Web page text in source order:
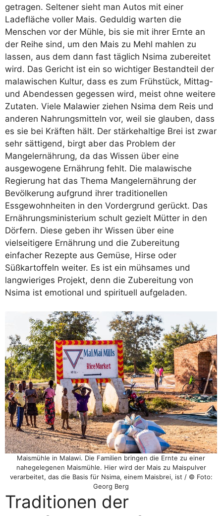
getragen. Seltener sieht man Autos mit einer
Ladefläche voller Mais. Geduldig warten die
Menschen vor der Mühle, bis sie mit ihrer Ernte an
der Reihe sind, um den Mais zu Mehl mahlen zu
lassen, aus dem dann fast täglich Nsima zubereitet
wird. Das Gericht ist ein so wichtiger Bestandteil der
malawischen Kultur, dass es zum Frühstück, Mittag-
und Abendessen gegessen wird, meist ohne weitere
Zutaten. Viele Malawier ziehen Nsima dem Reis und
anderen Nahrungsmitteln vor, weil sie glauben, dass
es sie bei Kräften hält. Der stärkehaltige Brei ist zwar
sehr sättigend, birgt aber das Problem der
Mangelernährung, da das Wissen über eine
ausgewogene Ernährung fehlt. Die malawische
Regierung hat das Thema Mangelernährung der
Bevölkerung aufgrund ihrer traditionellen
Essgewohnheiten in den Vordergrund gerückt. Das
Ernährungsministerium schult gezielt Mütter in den
Dörfern. Diese geben ihr Wissen über eine
vielseitigere Ernährung und die Zubereitung
einfacher Rezepte aus Gemüse, Hirse oder
Süßkartoffeln weiter. Es ist ein mühsames und
langwieriges Projekt, denn die Zubereitung von
Nsima ist emotional und spirituell aufgeladen.
Maismühle in Malawi. Die Familien bringen die Ernte zu einer
nahegelegenen Maismühle. Hier wird der Mais zu Maispulver
verarbeitet, das die Basis für Nsima, einem Maisbrei, ist / © Foto:
Georg Berg
Traditionen der